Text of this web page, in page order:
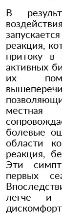
В
реакция,
притоку в
активных
их
местная
болевые
области
реакция,
Эти
первых
легче и